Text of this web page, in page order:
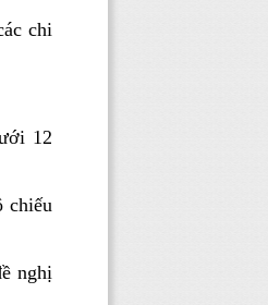
chi
12
chiếu
nghị